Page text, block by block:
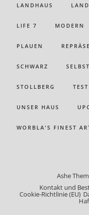
LANDHAUS
LIFE 7 MODERN
PLAUEN
SCHWARZ
STOLLBERG TEST
UNSER HAUS
WORBLA'S FINEST
Ashe
Kontakt und
Cookie-Richtlinie (EU)